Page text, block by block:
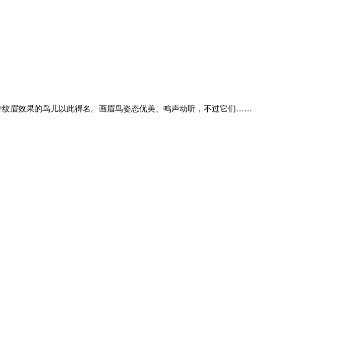
眉效果的鸟儿以此得名。画眉鸟姿态优美、鸣声动听，不过它们……